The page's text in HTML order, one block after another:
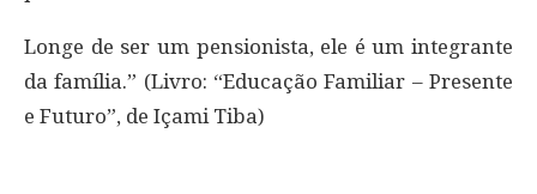
Longe de ser um pensionista, ele é um integrante
da família.” (Livro: “Educação Familiar – Presente
e Futuro”, de Içami Tiba)